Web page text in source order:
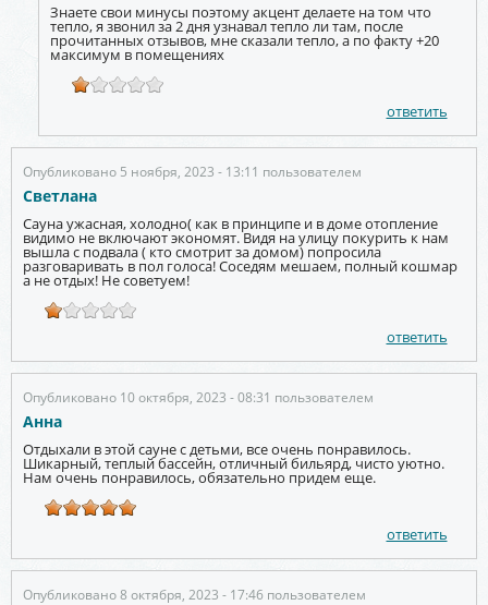
Знаете свои минусы поэтому акцент делаете на том что
тепло, я звонил за 2 дня узнавал тепло ли там, после
прочитанных отзывов, мне сказали тепло, а по факту +20
максимум в помещениях
ответить
Опубликовано 5 ноября, 2023 - 13:11 пользователем
Светлана
Сауна ужасная, холодно( как в принципе и в доме отопление
видимо не включают экономят. Видя на улицу покурить к нам
вышла с подвала ( кто смотрит за домом) попросила
разговаривать в пол голоса! Соседям мешаем, полный кошмар
а не отдых! Не советуем!
ответить
Опубликовано 10 октября, 2023 - 08:31 пользователем
Анна
Отдыхали в этой сауне с детьми, все очень понравилось.
Шикарный, теплый бассейн, отличный бильярд, чисто уютно.
Нам очень понравилось, обязательно придем еще.
ответить
Опубликовано 8 октября, 2023 - 17:46 пользователем